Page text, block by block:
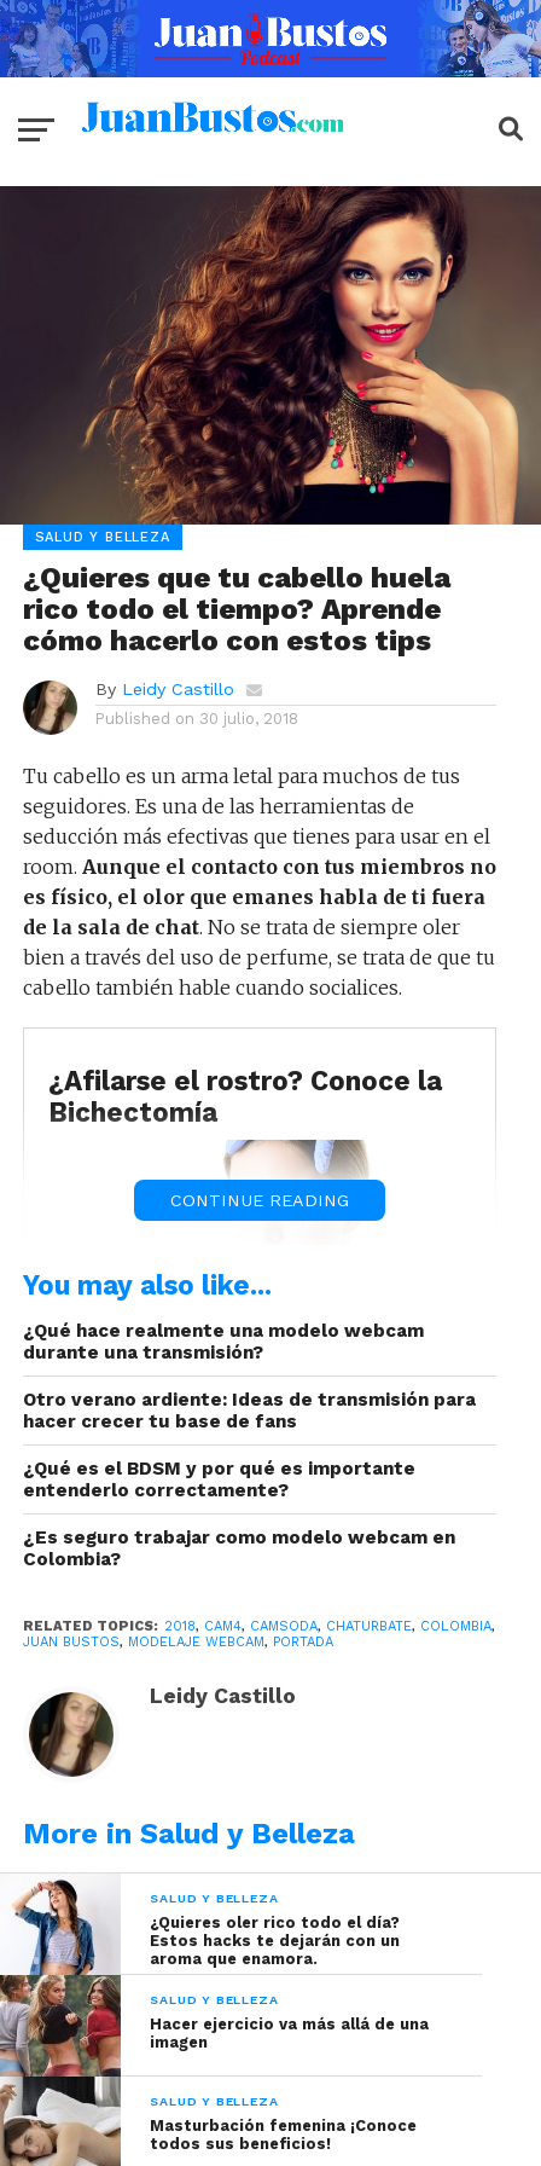
SALUD Y BELLEZA
¿Quieres que tu cabello huela
rico todo el tiempo? Aprende
cómo hacerlo con estos tips
By Leidy Castillo
Published on 30 julio, 2018
Tu cabello es un arma letal para muchos de tus
seguidores. Es una de las herramientas de
seducción más efectivas que tienes para usar en el
room. Aunque el contacto con tus miembros no
es físico, el olor que emanes habla de ti fuera
de la sala de chat. No se trata de siempre oler
bien a través del uso de perfume, se trata de que tu
cabello también hable cuando socialices.
¿Afilarse el rostro? Conoce la
Bichectomía
Esta cirugía consta de perfilar el rostro,
perfeccionando el ovalo de la cara en un triángulo
invertido.
Si quieres cautivar corazones a través del buen
olor de tu cabello, sigue estos trucos :
Práctica del champú seco
¿De qué se trata?
Ten a la mano acondicionador, aplícalo y déjalo un
buen rato. Aparte de hacer que tu cabello
permanezca brillante y sedoso, lo mantendrá con
un aroma agradable todo el día.
minutos y enjuaga.
CONTINUE READING
You may also like...
¿Qué hace realmente una modelo webcam
durante una transmisión?
Otro verano ardiente: Ideas de transmisión para
hacer crecer tu base de fans
¿Qué es el BDSM y por qué es importante
entenderlo correctamente?
¿Es seguro trabajar como modelo webcam en
Colombia?
RELATED TOPICS: 2018, CAM4, CAMSODA, CHATURBATE, COLOMBIA,
JUAN BUSTOS, MODELAJE WEBCAM, PORTADA
Leidy Castillo
More in Salud y Belleza
SALUD Y BELLEZA
¿Quieres oler rico todo el día?
Estos hacks te dejarán con un
aroma que enamora.
SALUD Y BELLEZA
Hacer ejercicio va más allá de una
imagen
SALUD Y BELLEZA
Masturbación femenina ¡Conoce
todos sus beneficios!